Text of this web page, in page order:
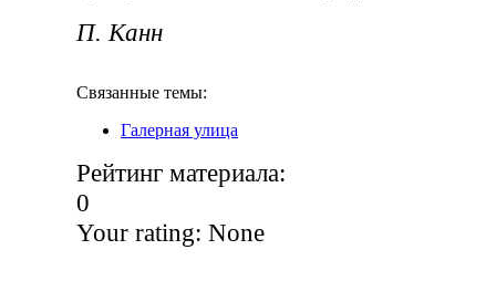
П. Канн
Связанные темы:
Галерная улица
Рейтинг материала:
0
Your rating: None